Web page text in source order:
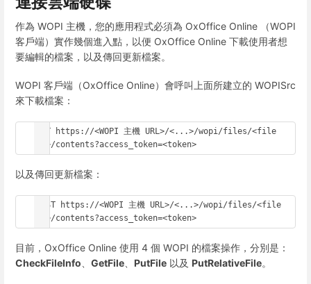
作為 WOPI 主機，您的應用程式必須為 OxOffice Online （WOPI
客戶端）實作幾個進入點，以便 OxOffice Online 下載使用者想
要編輯的檔案，以及傳回更新檔案。
WOPI 客戶端（OxOffice Online）會呼叫上面所建立的 WOPISrc
來下載檔案：
GET https://<WOPI 主機 URL>/<...>/wopi/files/<file
id>/contents?access_token=<token>
以及傳回更新檔案：
POST https://<WOPI 主機 URL>/<...>/wopi/files/<file
id>/contents?access_token=<token>
目前，OxOffice Online 使用 4 個 WOPI 的檔案操作，分別是：
CheckFileInfo
GetFile PutFile 以及 PutRelativeFile。